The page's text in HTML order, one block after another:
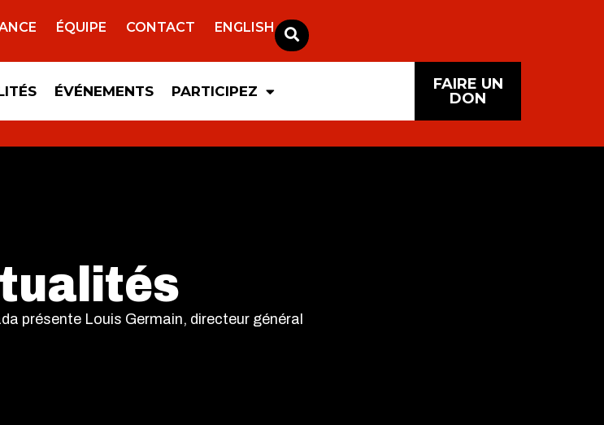
ÉQUIPE CONTACT ENGLISH
ÉVÉNEMENTS PARTICIPEZ
FAIRE UN
DON
présente Louis Germain, directeur général